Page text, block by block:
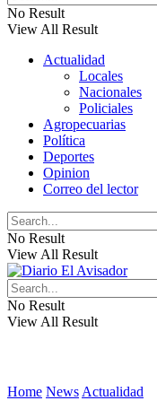
No Result
View All Result
Actualidad
Locales
Nacionales
Policiales
Agropecuarias
Política
Deportes
Opinion
Correo del lector
No Result
View All Result
No Result
View All Result
Home News Actualidad